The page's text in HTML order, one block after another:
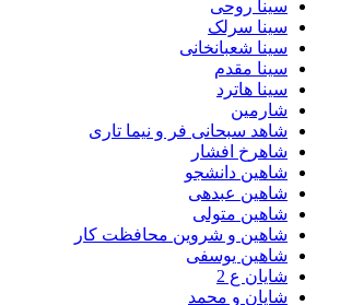
سینا روحی
سینا سرلک
سینا شعبانخانی
سینا مقدم
سینا هاترد
شارمین
شاهد سبحانی فر و نیما تاری
شاهرخ افشار
شاهین دانشجو
شاهین عبدهی
شاهین متولی
شاهین و شروین محافظت کار
شاهین یوسفی
شایان ع 2
شایان و محمد